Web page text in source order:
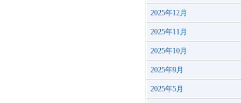
2025年12月
2025年11月
2025年10月
2025年9月
2025年5月